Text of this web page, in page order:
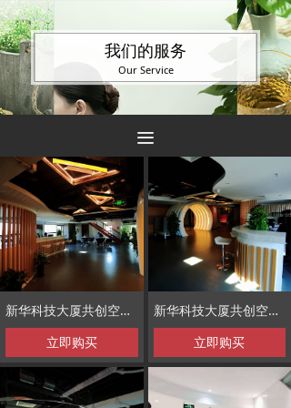
我们的服务
Our Service
끀
新华科技大厦共创空间精装修项目
立即购买
新华科技大厦共创空间精装修项目
立即购买